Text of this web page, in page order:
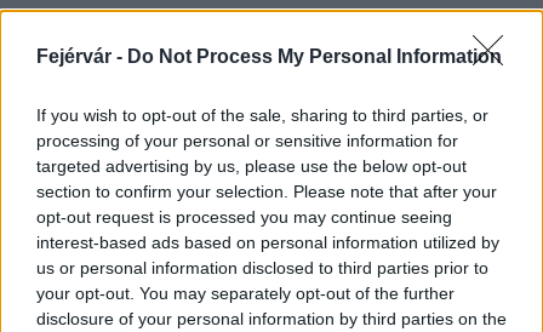
Fejérvár - Do Not Process My Personal Information
If you wish to opt-out of the sale, sharing to third parties, or
processing of your personal or sensitive information for
targeted advertising by us, please use the below opt-out
section to confirm your selection. Please note that after your
opt-out request is processed you may continue seeing
interest-based ads based on personal information utilized by
us or personal information disclosed to third parties prior to
your opt-out. You may separately opt-out of the further
disclosure of your personal information by third parties on the
Helyi hírek